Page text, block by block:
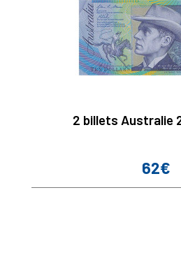
2 billets Australie
Prix
62€